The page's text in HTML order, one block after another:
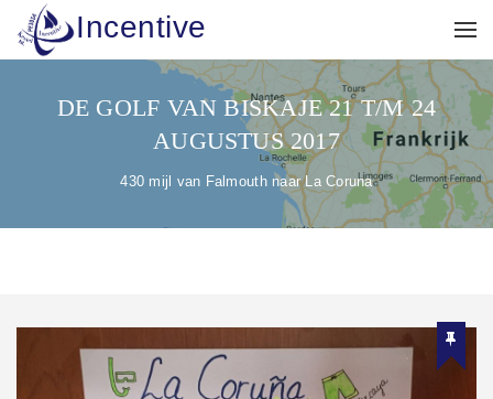
Incentive
DE GOLF VAN BISKAJE 21 T/M 24
AUGUSTUS 2017
430 mijl van Falmouth naar La Coruna